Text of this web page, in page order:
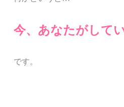
今、あなたがして
です。